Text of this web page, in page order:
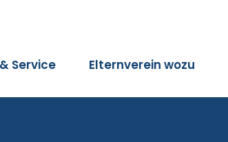
Service Elternverein wozu